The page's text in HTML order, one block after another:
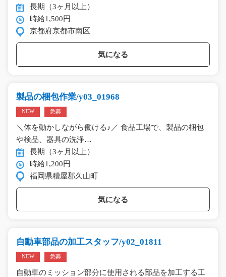
長期（3ヶ月以上）
時給1,500円
京都府京都市南区
気になる
製品の梱包作業/y03_01968
NEW 急募
＼体を動かしながら働ける♪／ 食品工場で、製品の梱包
や検品、器具の洗浄…
長期（3ヶ月以上）
時給1,200円
福岡県糟屋郡久山町
気になる
自動車部品の加工スタッフ/y02_01811
NEW 急募
自動車のミッション部分に使用される部品を加工する工